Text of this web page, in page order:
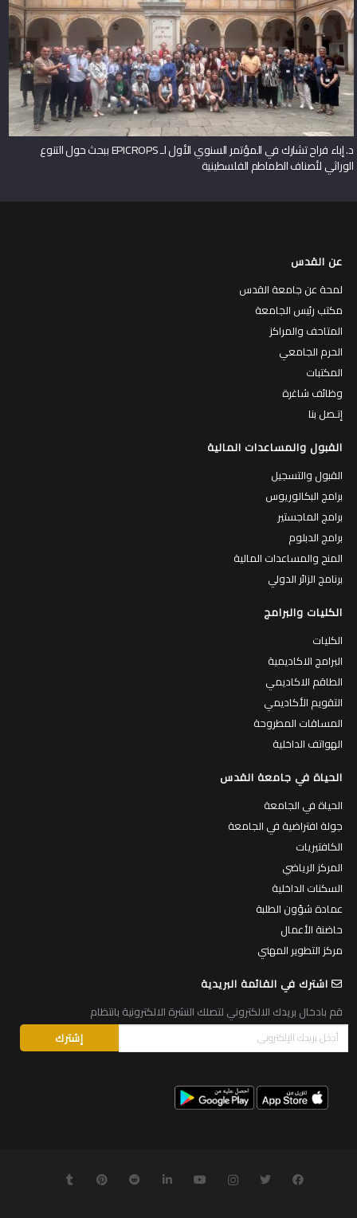
د. إباء فراح تشارك في المؤتمر السنوي الأول لـ EPICROPS ببحث حول التنوع
الوراثي لأصناف الطماطم الفلسطينية
عن القدس
لمحة عن جامعة القدس
مكتب رئيس الجامعة
المتاحف والمراكز
الحرم الجامعي
المكتبات
وظائف شاغرة
إتـصل بنا
القبول والمساعدات المالية
القبول والتسجيل
برامج البكالوريوس
برامج الماجستير
برامج الدبلوم
المنح والمساعدات المالية
برنامج الزائر الدولي
الكليات والبرامج
الكليات
البرامج الاكاديمية
الطاقم الاكاديمي
التقويم الأكاديمي
المساقات المطروحة
الهواتف الداخلية
الحياة في جامعة القدس
الحياة في الجامعة
جولة افتراضية في الجامعة
الكافتيريات
المركز الرياضي
السكنات الداخلية
عمادة شؤون الطلبة
حاضنة الأعمال
مركز التطوير المهني
اشترك في القائمة البريدية
قم بادخال بريدك الالكتروني لتصلك النشرة الالكترونية بانتظام